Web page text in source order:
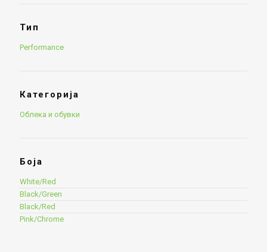
Тип
Performance
Категорија
Облека и обувки
Боја
White/Red
Black/Green
Black/Red
Pink/Chrome